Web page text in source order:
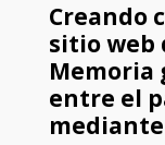
Creando
sitio web
Memoria
entre el